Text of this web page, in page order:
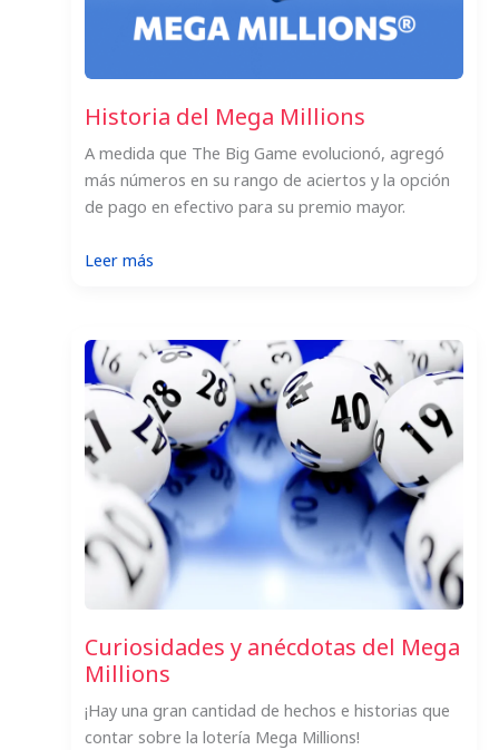
de
la
Historia del Mega Millions
A medida que The Big Game evolucionó, agregó
más números en su rango de aciertos y la opción
de pago en efectivo para su premio mayor.
Leer más:
Mega
Millions
Curiosidades y anécdotas del Mega
Millions
¡Hay una gran cantidad de hechos e historias que
contar sobre la lotería Mega Millions!